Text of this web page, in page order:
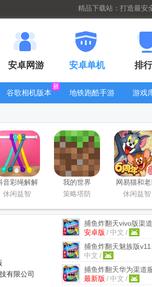
精品下载站：打造最安
安卓网游 安卓单机 排
谷歌相机版本
地铁跑酷手游
游戏
音彩绳解解
乐手游
休闲益智
我的世界
Minecraft最新
策略塔防
网易猫和
游戏
休闲益智
有限公司
捕鱼炸翻天vivo版渠
安卓版 / 中文 /
捕鱼炸翻天魅族版
中文 /
捕鱼炸翻天华为渠道
最新版 / 中文 /